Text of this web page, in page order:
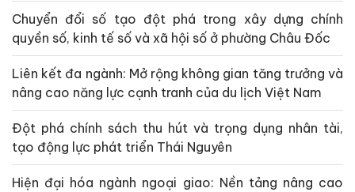
Chuyển đổi số tạo đột phá trong xây dựng chính
quyền số, kinh tế số và xã hội số ở phường Châu Đốc
Liên kết đa ngành: Mở rộng không gian tăng trưởng và
nâng cao năng lực cạnh tranh của du lịch Việt Nam
Đột phá chính sách thu hút và trọng dụng nhân tài,
tạo động lực phát triển Thái Nguyên
Hiện đại hóa ngành ngoại giao: Nền tảng nâng cao